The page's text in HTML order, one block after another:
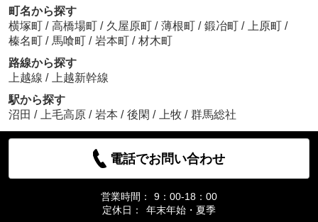
町名から探す
横塚町 / 高橋場町 / 久屋原町 / 薄根町 / 鍛冶町 / 上原町 /
榛名町 / 馬喰町 / 岩本町 / 材木町
路線から探す
上越線 /
上越新幹線
駅から探す
沼田 / 上毛高原 / 岩本 / 後閑 / 上牧 / 群馬総社
電話でお問い合わせ
営業時間：
9：00-18：00
定休日：
年末年始・夏季